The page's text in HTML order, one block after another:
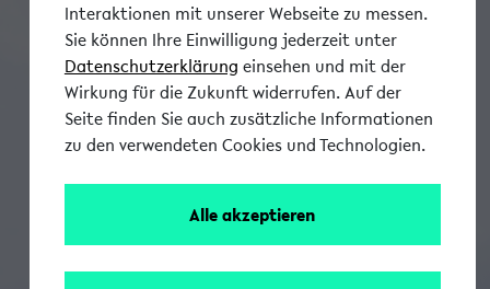
Interaktionen mit unserer Webseite zu messen.
Sie können Ihre Einwilligung jederzeit unter
Datenschutzerklärung einsehen und mit der
Wirkung für die Zukunft widerrufen. Auf der
Seite finden Sie auch zusätzliche Informationen
zu den verwendeten Cookies und Technologien.
Alle akzeptieren